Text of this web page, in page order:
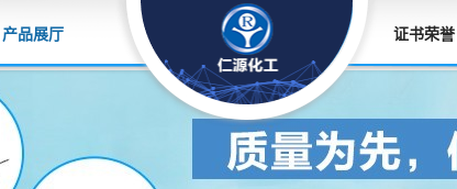
产品展厅 证书荣誉